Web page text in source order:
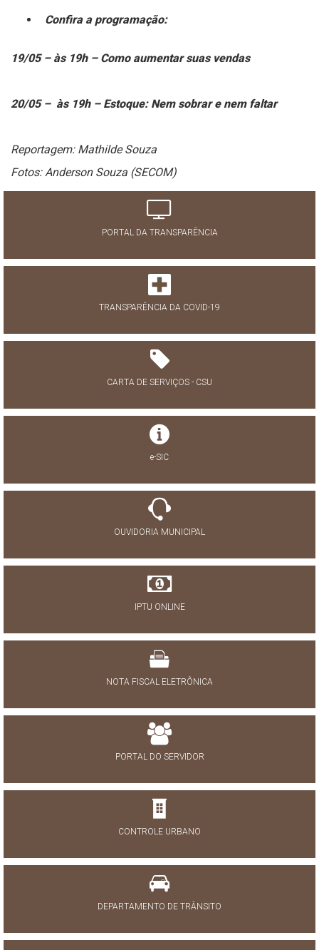
Confira a programação:
19/05 – às 19h – Como aumentar suas vendas
20/05 – às 19h – Estoque: Nem sobrar e nem faltar
Reportagem: Mathilde Souza
Fotos: Anderson Souza (SECOM)
PORTAL DA TRANSPARÊNCIA
TRANSPARÊNCIA DA COVID-19
CARTA DE SERVIÇOS - CSU
e-SIC
OUVIDORIA MUNICIPAL
IPTU ONLINE
NOTA FISCAL ELETRÔNICA
PORTAL DO SERVIDOR
CONTROLE URBANO
DEPARTAMENTO DE TRÂNSITO